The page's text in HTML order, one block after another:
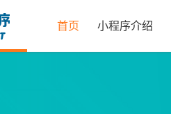
首页 小程序介绍